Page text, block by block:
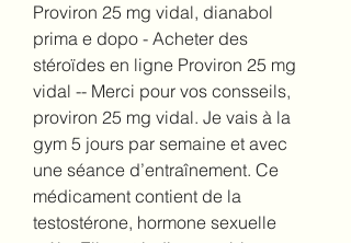
Proviron 25 mg vidal, dianabol
prima e dopo - Acheter des
stéroïdes en ligne Proviron 25 mg
vidal -- Merci pour vos consseils,
proviron 25 mg vidal. Je vais à la
gym 5 jours par semaine et avec
une séance d’entraînement. Ce
médicament contient de la
testostérone, hormone sexuelle